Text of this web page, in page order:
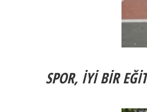
SPOR, İYİ BİR